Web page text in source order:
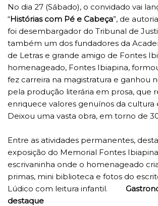
No dia 27 (Sábado), o convidado vai
“Histórias com Pé e Cabeça”, de
foi desembargador do Tribunal de
também um dos fundadores da
de Letras e grande amigo de Fontes
homenageado, Fontes Ibiapina,
fez carreira na magistratura e ganhou
pela produção literária em prosa, que
enriquece valores genuínos da cultura
Deixou uma vasta obra, em torno de
Entre as atividades permanentes,
exposição do Memorial Fontes
escrivaninha onde o homenageado
primas, mini biblioteca e fotos do
Lúdico com leitura infantil.
destaque